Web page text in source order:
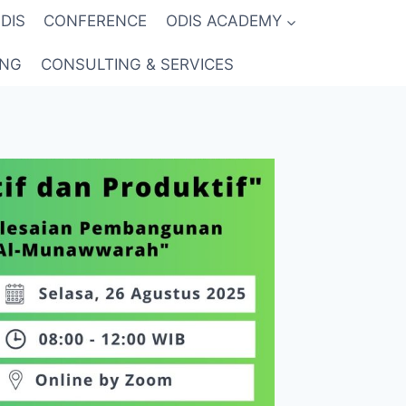
CONFERENCE ODIS ACADEMY
CONSULTING & SERVICES